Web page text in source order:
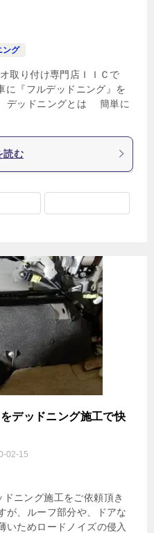
ング
取り付け専門店ＩＩＣで
『フルデッドニング』を
ッドニングとは 簡単に
読む
デッドニング施工で快
02-15
ニング施工をご依頼頂き
が、ルーフ部分や、ドアな
いためロードノイズの侵入